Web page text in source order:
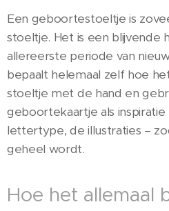
Een geboortestoeltje is
stoeltje. Het is een blijvende
allereerste periode van
bepaalt helemaal zelf hoe
stoeltje met de hand en
geboortekaartje als
lettertype, de illustraties –
geheel wordt.
Hoe het allemaal